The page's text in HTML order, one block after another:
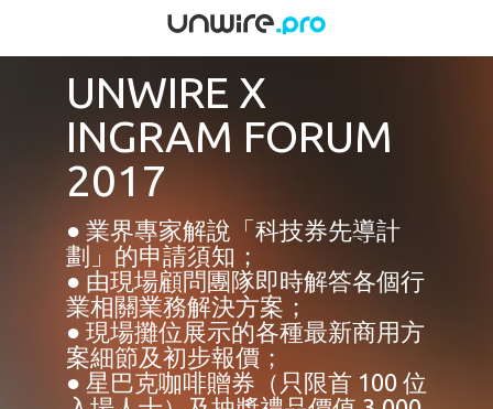
UNWIRE X
INGRAM FORUM
2017
● 業界專家解說「科技券先導計
劃」的申請須知；
● 由現場顧問團隊即時解答各個行
業相關業務解決方案；
● 現場攤位展示的各種最新商用方
案細節及初步報價；
● 星巴克咖啡贈券（只限首 100 位